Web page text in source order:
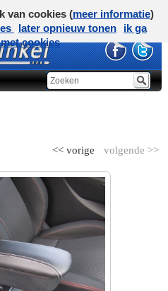
volgende >>
<< vorige
van cookies (meer informatie)
later opnieuw tonen
ik ga
cookies